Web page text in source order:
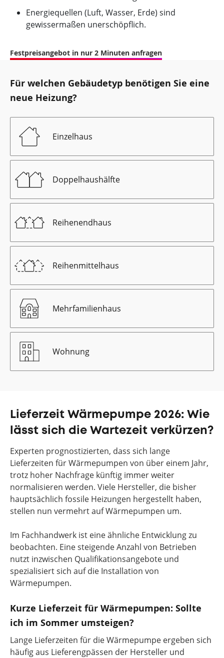
Energiequellen (Luft, Wasser, Erde) sind
gewissermaßen unerschöpflich.
Festpreisangebot in nur 2 Minuten anfragen
Für welchen Gebäudetyp benötigen Sie eine
neue Heizung?
Einzelhaus
Doppelhaushälfte
Reihenendhaus
Reihenmittelhaus
Mehrfamilienhaus
Wohnung
Lieferzeit Wärmepumpe 2026: Wie
lässt sich die Wartezeit verkürzen?
Experten prognostizierten, dass sich lange
Lieferzeiten für Wärmepumpen von über einem Jahr,
trotz hoher Nachfrage künftig immer weiter
normalisieren werden. Viele Hersteller, die bisher
hauptsächlich fossile Heizungen hergestellt haben,
stellen nun vermehrt auf Wärmepumpen um.
Im Fachhandwerk ist eine ähnliche Entwicklung zu
beobachten. Eine steigende Anzahl von Betrieben
nutzt inzwischen Qualifikationsangebote und
spezialisiert sich auf die Installation von
Wärmepumpen.
Kurze Lieferzeit für Wärmepumpen: Sollte
ich im Sommer umsteigen?
Lange Lieferzeiten für die Wärmepumpe ergeben sich
häufig aus Lieferengpässen der Hersteller und